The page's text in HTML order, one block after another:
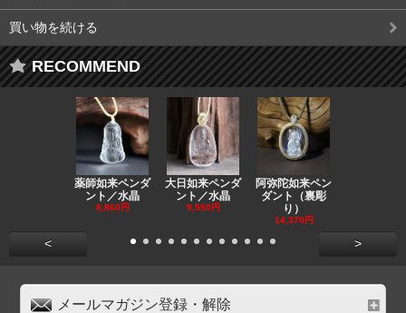
買い物を続ける
RECOMMEND
薬師如来ペンダ
ント／水晶
8,860円
大日如来ペンダ
ント／水晶
9,550円
阿弥陀如来ペン
ダント（裏彫
り）
14,370円
< >
メールマガジン登録・解除